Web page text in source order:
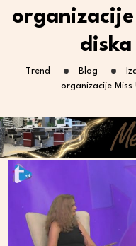
Trend Blog
organizacije